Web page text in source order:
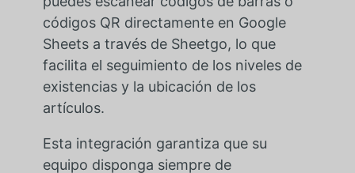
códigos QR directamente en Google
Sheets a través de Sheetgo, lo que
facilita el seguimiento de los niveles de
existencias y la ubicación de los
artículos.
Esta integración garantiza que su
equipo disponga siempre de